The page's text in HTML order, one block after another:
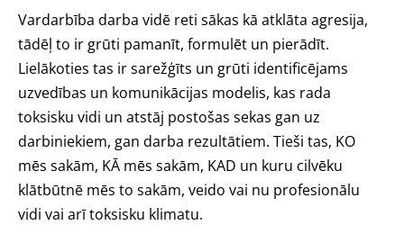
Vardarbība darba vidē reti sākas kā atklāta agresija,
tādēļ to ir grūti pamanīt, formulēt un pierādīt.
Lielākoties tas ir sarežģīts un grūti identificējams
uzvedības un komunikācijas modelis, kas rada
toksisku vidi un atstāj postošas sekas gan uz
darbiniekiem, gan darba rezultātiem. Tieši tas, KO
mēs sakām, KĀ mēs sakām, KAD un kuru cilvēku
klātbūtnē mēs to sakām, veido vai nu profesionālu
vidi vai arī toksisku klimatu.